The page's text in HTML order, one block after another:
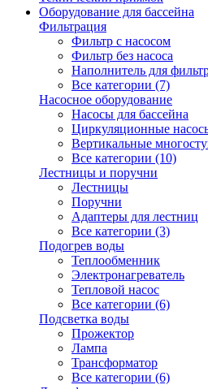
Оборудование для бассейна
Фильтрация
Фильтр с насосом
Фильтр без насоса
Наполнитель для
Все категории (7)
Насосное оборудование
Насосы для бассейна
Циркуляционные
Вертикальные
Все категории (10)
Лестницы и поручни
Лестницы
Поручни
Адаптеры для лестниц
Все категории (3)
Подогрев воды
Теплообменник
Электронагреватель
Тепловой насос
Все категории (6)
Подсветка воды
Прожектор
Лампа
Трансформатор
Все категории (6)